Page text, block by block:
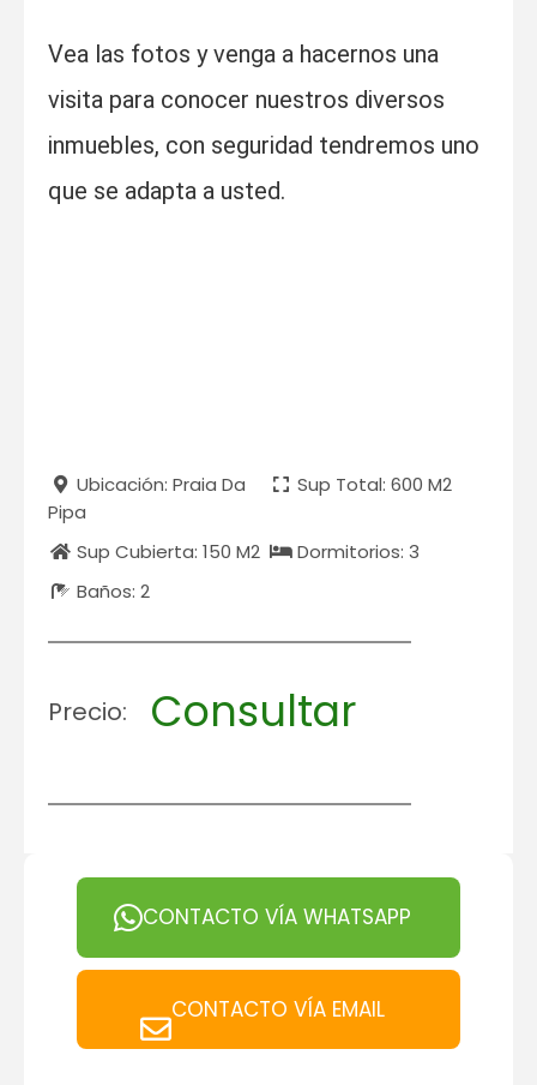
Vea las fotos y venga a hacernos una
visita para conocer nuestros diversos
inmuebles, con seguridad tendremos uno
que se adapta a usted.
Ubicación: Praia Da
Pipa
Sup Total: 600 M2
Sup Cubierta: 150 M2
Dormitorios: 3
Baños: 2
Precio: Consultar
CONTACTO VÍA WHATSAPP
CONTACTO VÍA EMAIL